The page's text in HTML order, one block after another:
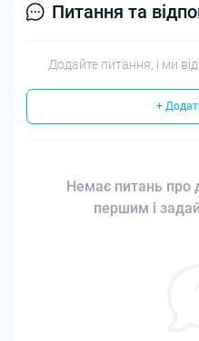
Питання та
Додайте питання, і ми
+
Немає питань про
першим і